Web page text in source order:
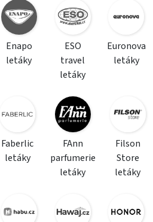
Enapo
letáky
ESO
travel
letáky
Euronova
letáky
Faberlic
letáky
FAnn
parfumerie
letáky
Filson
Store
letáky